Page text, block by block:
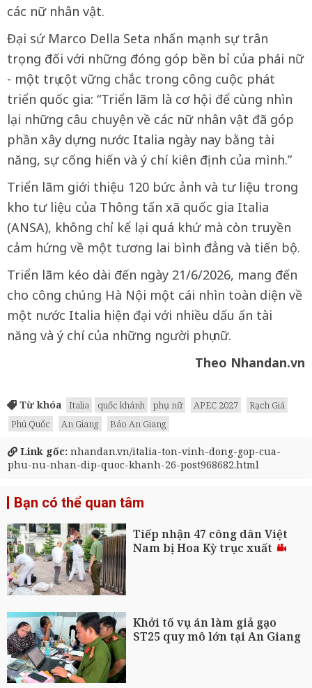
các nữ nhân vật.
Đại sứ Marco Della Seta nhấn mạnh sự trân
trọng đối với những đóng góp bền bỉ của phái nữ
- một trụ cột vững chắc trong công cuộc phát
triển quốc gia: “Triển lãm là cơ hội để cùng nhìn
lại những câu chuyện về các nữ nhân vật đã góp
phần xây dựng nước Italia ngày nay bằng tài
năng, sự cống hiến và ý chí kiên định của mình.”
Triển lãm giới thiệu 120 bức ảnh và tư liệu trong
kho tư liệu của Thông tấn xã quốc gia Italia
(ANSA), không chỉ kể lại quá khứ mà còn truyền
cảm hứng về một tương lai bình đẳng và tiến bộ.
Triển lãm kéo dài đến ngày 21/6/2026, mang đến
cho công chúng Hà Nội một cái nhìn toàn diện về
một nước Italia hiện đại với nhiều dấu ấn tài
năng và ý chí của những người phụ nữ.
Theo Nhandan.vn
Từ khóa Italia quốc khánh phụ nữ APEC 2027
Rạch Giá
Phú Quốc
An Giang Báo An Giang
Link gốc: nhandan.vn/italia-ton-vinh-dong-gop-cua-
phu-nu-nhan-dip-quoc-khanh-26-post968682.html
Bạn có thể quan tâm
Tiếp nhận 47 công dân Việt
Nam bị Hoa Kỳ trục xuất
Khởi tố vụ án làm giả gạo
ST25 quy mô lớn tại An Giang